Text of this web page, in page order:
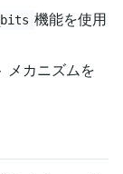
機能を使用
メカニズムを